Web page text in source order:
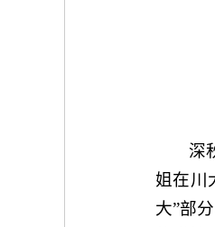
深
姐在川
大”部